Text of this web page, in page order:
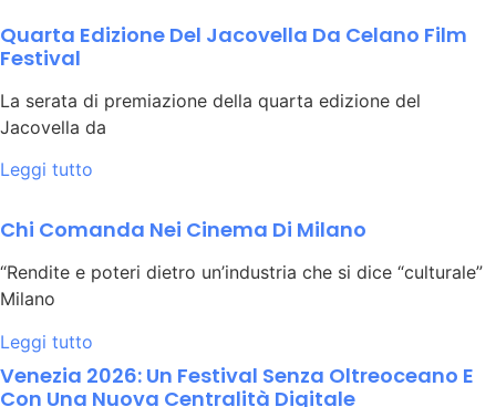
Quarta Edizione Del Jacovella Da Celano Film
Festival
La serata di premiazione della quarta edizione del
Jacovella da
Leggi tutto
Chi Comanda Nei Cinema Di Milano
“Rendite e poteri dietro un’industria che si dice “culturale”
Milano
Leggi tutto
Venezia 2026: Un Festival Senza Oltreoceano E
Con Una Nuova Centralità Digitale